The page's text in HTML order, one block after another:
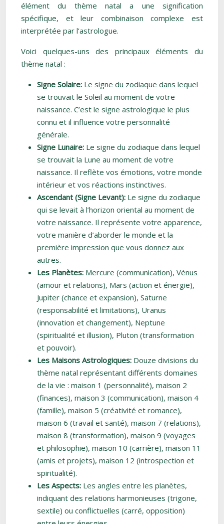
élément du thème natal a une signification
spécifique, et leur combinaison complexe est
interprétée par l’astrologue.
Voici quelques-uns des principaux éléments du
thème natal :
Signe Solaire: Le signe du zodiaque dans lequel
se trouvait le Soleil au moment de votre
naissance. C’est le signe astrologique le plus
connu et il influence votre personnalité
générale.
Signe Lunaire: Le signe du zodiaque dans lequel
se trouvait la Lune au moment de votre
naissance. Il reflète vos émotions, votre monde
intérieur et vos réactions instinctives.
Ascendant (Signe Levant): Le signe du zodiaque
qui se levait à l’horizon oriental au moment de
votre naissance. Il représente votre apparence,
votre manière d’aborder le monde et la
première impression que vous donnez aux
autres.
Les Planètes: Mercure (communication), Vénus
(amour et relations), Mars (action et énergie),
Jupiter (chance et expansion), Saturne
(responsabilité et limitations), Uranus
(innovation et changement), Neptune
(spiritualité et illusion), Pluton (transformation
et pouvoir).
Les Maisons Astrologiques: Douze divisions du
thème natal représentant différents domaines
de la vie : maison 1 (personnalité), maison 2
(finances), maison 3 (communication), maison 4
(famille), maison 5 (créativité et romance),
maison 6 (travail et santé), maison 7 (relations),
maison 8 (transformation), maison 9 (voyages
et philosophie), maison 10 (carrière), maison 11
(amis et projets), maison 12 (introspection et
spiritualité).
Les Aspects: Les angles entre les planètes,
indiquant des relations harmonieuses (trigone,
sextile) ou conflictuelles (carré, opposition)